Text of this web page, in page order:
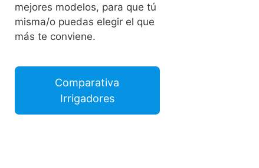
mejores modelos, para que tú
misma/o puedas elegir el que
más te conviene.
Comparativa
Irrigadores